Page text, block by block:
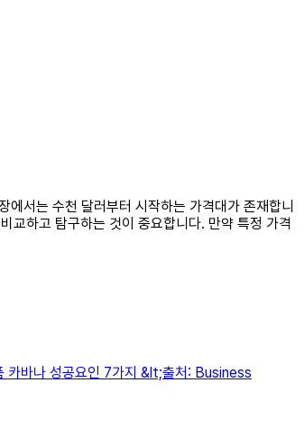
에서는 수천 달러부터 시작하는 가격대가 존재합니
교하고 탐구하는 것이 중요합니다. 만약 특정 가격
카바나 성공요인 7가지 &lt;출처: Business